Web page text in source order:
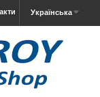
Українська